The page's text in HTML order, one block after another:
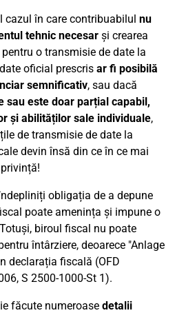
cazul în care contribuabilul nu
tehnic necesar și crearea
o transmisie de date la
oficial prescris ar fi posibilă
semnificativ, sau dacă
sau este doar parțial capabil,
și abilităților sale individuale,
de transmisie de date la
devin însă din ce în ce mai
obligația de a depune
poate amenința și impune o
biroul fiscal nu poate
întârziere, deoarece "Anlage
declarația fiscală (OFD
S 2500-1000-St 1).
făcute numeroase detalii